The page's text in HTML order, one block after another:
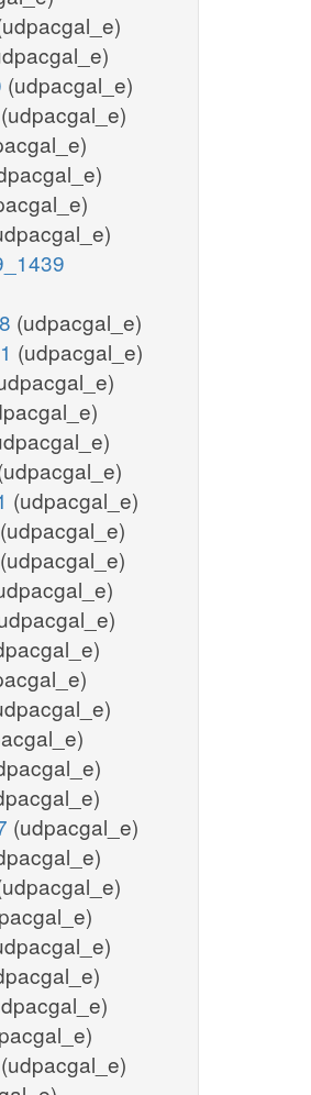
(udpacgal_e)
(udpacgal_e)
(udpacgal_e)
(udpacgal_e)
(udpacgal_e)
(udpacgal_e)
(udpacgal_e)
(udpacgal_e)
(udpacgal_e)